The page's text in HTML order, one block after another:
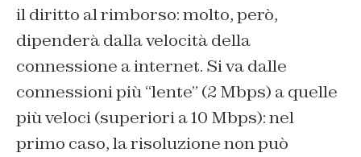
il diritto al rimborso: molto, però,
dipenderà dalla velocità della
connessione a internet. Si va dalle
connessioni più “lente” (2 Mbps) a quelle
più veloci (superiori a 10 Mbps): nel
primo caso, la risoluzione non può